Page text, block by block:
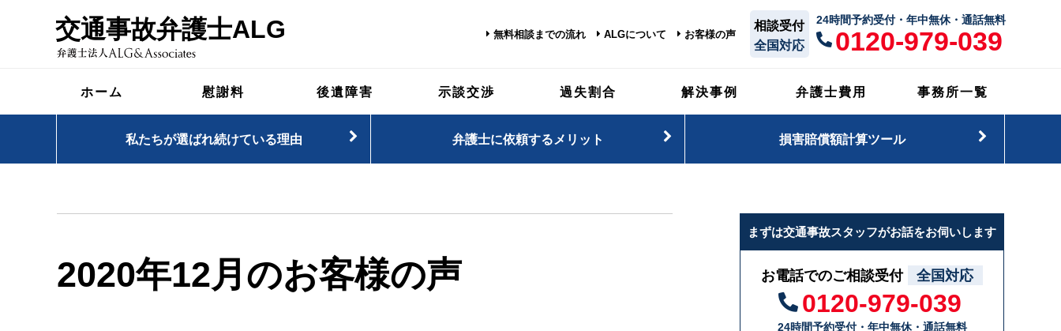
交通事故弁護士ALG 無料相談までの流れ ALGについて お客様の声
相談受付
全国対応
24時間予約受付・年中無休・通話無料
0120-979-039
ホーム 慰謝料 後遺障害 示談交渉 過失割合 解決事例 弁護士費用 事務所一覧
私たちが選ばれ続けている理由 弁護士に依頼するメリット 損害賠償額計算ツール
2020年12月のお客様の声
まずは交通事故スタッフがお話をお伺いします
お電話でのご相談受付 全国対応
0120-979-039
24時間予約受付・年中無休・通話無料